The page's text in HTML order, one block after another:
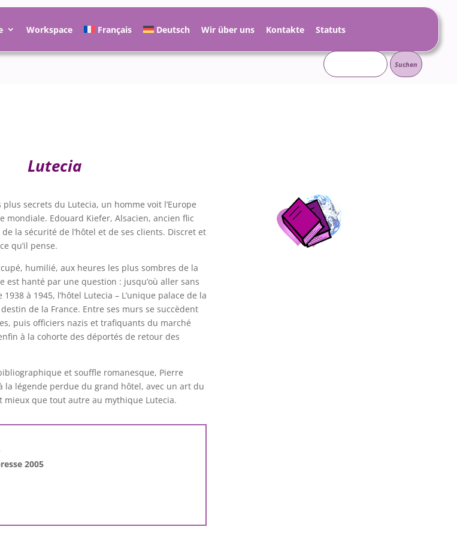
Workspace Français Deutsch Wir über uns Kontakte
Statuts
Suchen
nach:
Lutecia
secrets du Lutecia, un homme voit l’Europe
mondiale. Edouard Kiefer, Alsacien, ancien flic
la sécurité de l’hôtel et de ses clients. Discret et
qu’il pense.
humilié, aux heures les plus sombres de la
est hanté par une question : jusqu’où aller sans
à 1945, l’hôtel Lutecia – L’unique palace de la
de la France. Entre ses murs se succèdent
puis officiers nazis et trafiquants du marché
à la cohorte des déportés de retour des
et souffle romanesque, Pierre
la légende perdue du grand hôtel, avec un art du
mieux que tout autre au mythique Lutecia.
2005